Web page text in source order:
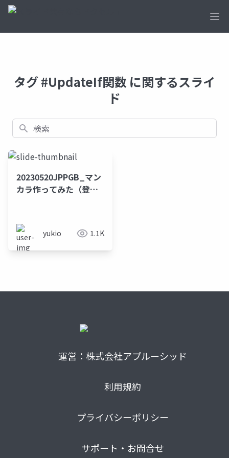
タグ #UpdateIf関数 に関するスライ
ド
検索
20230520JPPGB_マン
カラ作ってみた（登壇
yukio 1.1K
運営：株式会社アプルーシッド
利用規約
プライバシーポリシー
サポート・お問合せ